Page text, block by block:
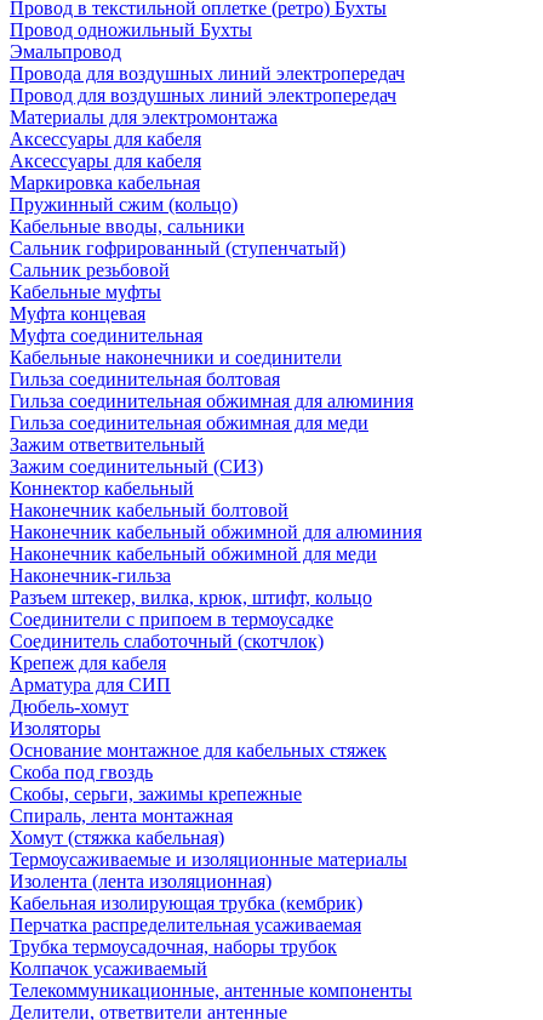
Провод в текстильной оплетке (ретро) Бухты
Провод одножильный Бухты
Эмальпровод
Провода для воздушных линий электропередач
Провод для воздушных линий электропередач
Материалы для электромонтажа
Аксессуары для кабеля
Аксессуары для кабеля
Маркировка кабельная
Пружинный сжим (кольцо)
Кабельные вводы, сальники
Сальник гофрированный (ступенчатый)
Сальник резьбовой
Кабельные муфты
Муфта концевая
Муфта соединительная
Кабельные наконечники и соединители
Гильза соединительная болтовая
Гильза соединительная обжимная для алюминия
Гильза соединительная обжимная для меди
Зажим ответвительный
Зажим соединительный (СИЗ)
Коннектор кабельный
Наконечник кабельный болтовой
Наконечник кабельный обжимной для алюминия
Наконечник кабельный обжимной для меди
Наконечник-гильза
Разъем штекер, вилка, крюк, штифт, кольцо
Соединители с припоем в термоусадке
Соединитель слаботочный (скотчлок)
Крепеж для кабеля
Арматура для СИП
Дюбель-хомут
Изоляторы
Основание монтажное для кабельных стяжек
Скоба под гвоздь
Скобы, серьги, зажимы крепежные
Спираль, лента монтажная
Хомут (стяжка кабельная)
Термоусаживаемые и изоляционные материалы
Изолента (лента изоляционная)
Кабельная изолирующая трубка (кембрик)
Перчатка распределительная усаживаемая
Трубка термоусадочная, наборы трубок
Колпачок усаживаемый
Телекоммуникационные, антенные компоненты
Делители, ответвители антенные